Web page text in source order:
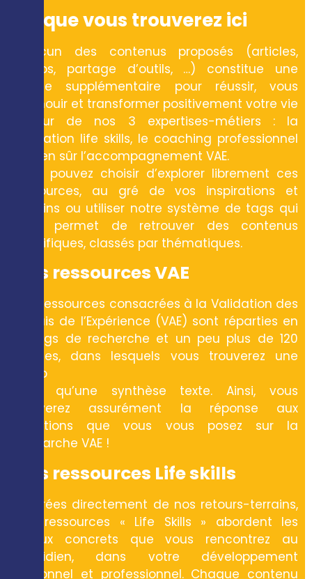
Ce que vous trouverez ici
Chacun des contenus proposés (articles,
vidéos, partage d’outils, …) constitue une
brique supplémentaire pour réussir, vous
épanouir et transformer positivement votre vie
autour de nos 3 expertises-métiers : la
formation life skills, le coaching professionnel
et bien sûr l’accompagnement VAE.
Vous pouvez choisir d’explorer librement ces
ressources, au gré de vos inspirations et
besoins ou utiliser notre système de tags qui
vous permet de retrouver des contenus
spécifiques, classés par thématiques.
Nos ressources VAE
Nos ressources consacrées à la Validation des
Acquis de l’Expérience (VAE) sont réparties en
12 tags de recherche et un peu plus de 120
articles, dans lesquels vous trouverez une
vidéo
ainsi qu’une synthèse texte. Ainsi, vous
trouverez assurément la réponse aux
questions que vous vous posez sur la
démarche VAE !
Nos ressources Life skills
Inspirées directement de nos retours-terrains,
nos ressources « Life Skills » abordent les
enjeux concrets que vous rencontrez au
quotidien, dans votre développement
personnel et professionnel. Chaque contenu